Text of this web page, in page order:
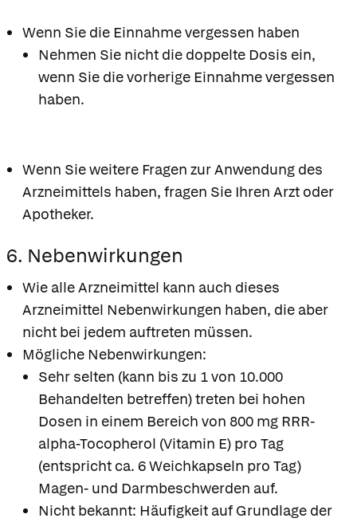
Wenn Sie die Einnahme vergessen haben
Nehmen Sie nicht die doppelte Dosis ein,
wenn Sie die vorherige Einnahme vergessen
haben.
Wenn Sie weitere Fragen zur Anwendung des
Arzneimittels haben, fragen Sie Ihren Arzt oder
Apotheker.
6. Nebenwirkungen
Wie alle Arzneimittel kann auch dieses
Arzneimittel Nebenwirkungen haben, die aber
nicht bei jedem auftreten müssen.
Mögliche Nebenwirkungen:
Sehr selten (kann bis zu 1 von 10.000
Behandelten betreffen) treten bei hohen
Dosen in einem Bereich von 800 mg RRR-
alpha-Tocopherol (Vitamin E) pro Tag
(entspricht ca. 6 Weichkapseln pro Tag)
Magen- und Darmbeschwerden auf.
Nicht bekannt: Häufigkeit auf Grundlage der